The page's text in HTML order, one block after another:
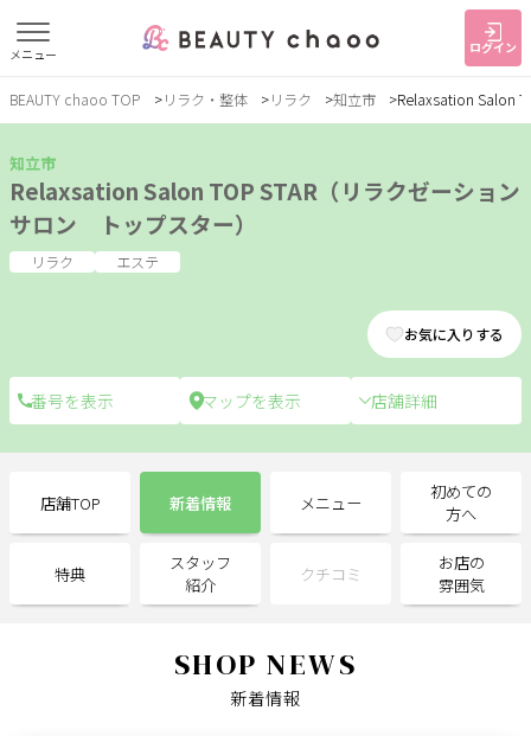
メニュー ログイン
すでに会員の方 はじめてご利用の方
ジャンルで探す
トレーニング
サービス
大人女子トピック ランキング
サポート
プライバシーポリシー
サイトマップ
お知らせ
BEAUTY chaoo TOP リラク・整体 リラク 知立市 Relaxsation Salon
知立市
Relaxsation Salon TOP STAR（リラクゼーション
サロン トップスター）
リラク エステ
お気に入りする
店舗詳細
店舗TOP 新着情報 メニュー
初めての
方へ
特典
スタッフ
紹介
クチコミ
お店の
雰囲気
SHOP NEWS
新着情報